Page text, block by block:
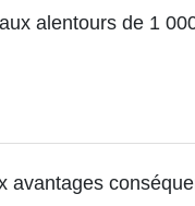
alentours de 1
avantages